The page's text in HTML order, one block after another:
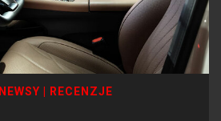
NEWSY
RECENZJE